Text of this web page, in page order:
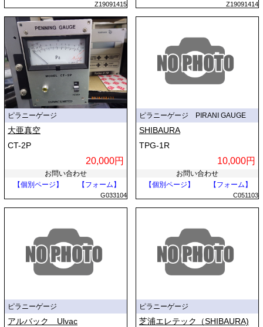
Z19091415 Z19091414
ピラニーゲージ
大亜真空
CT-2P
20,000円
お問い合わせ
【個別ページ】
【フォーム】
G033104
ピラニーゲージ PIRANI GAUGE
SHIBAURA
TPG-1R
10,000円
お問い合わせ
【個別ページ】
【フォーム】
C051103
ピラニーゲージ
アルバック Ulvac
ピラニーゲージ
芝浦エレテック（SHIBAURA)